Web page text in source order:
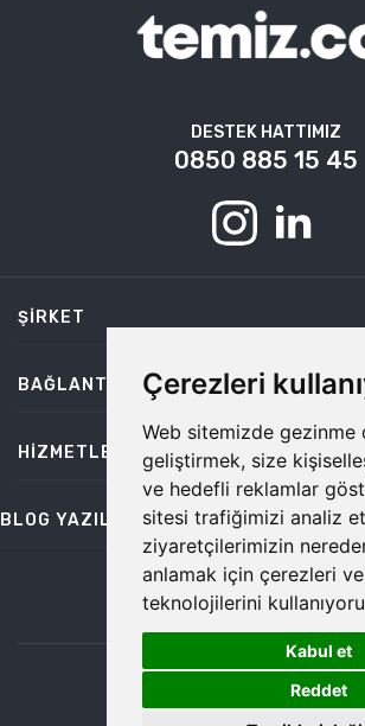
Çerezleri
Web sitemizde gezinme
geliştirmek, size
ve hedefli reklamlar
sitesi trafiğimizi analiz
ziyaretçilerimizin
anlamak için çerezleri
teknolojilerini
Kabul et
Reddet
DESTEK HATTIMIZ
0850 885 15 45
ŞIRKET
BAĞLANTILAR
HIZMETLER
BLOG YAZILARI
bilgi@temiz.co
©2026 Temiz, Her Hakkı